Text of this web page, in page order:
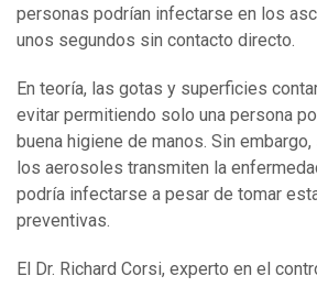
personas podrían infectarse en los
unos segundos sin contacto directo.
En teoría, las gotas y superficies
evitar permitiendo solo una persona
buena higiene de manos. Sin
los aerosoles transmiten la
podría infectarse a pesar de tomar
preventivas.
El Dr. Richard Corsi, experto en el